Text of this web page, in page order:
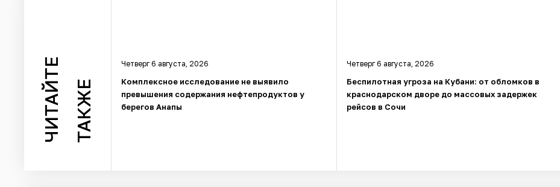
ЧИТАЙТЕ ТАКЖЕ
Четверг 6 августа, 2026
Комплексное исследование не выявило
превышения содержания нефтепродуктов у
берегов Анапы
Четверг 6 августа, 2026
Беспилотная угроза на Кубани: от обломков в
краснодарском дворе до массовых задержек
рейсов в Сочи